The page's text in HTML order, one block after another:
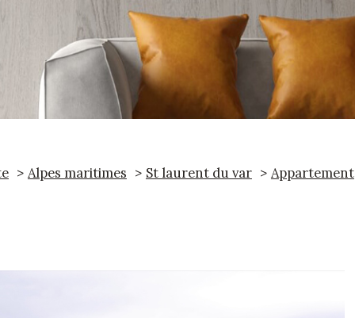
Alpes maritimes St laurent du var Appartement